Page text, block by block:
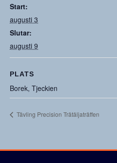
Start:
augusti 3
Slutar:
augusti 9
PLATS
Borek, Tjeckien
Tävling Precision Trätäljaträffen